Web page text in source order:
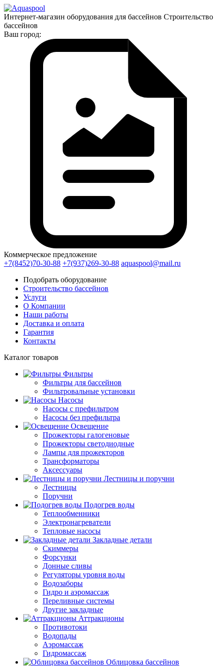
Интернет-магазин оборудования для бассейнов Строительство
бассейнов
Ваш город:
Коммерческое предложение
+7(8452)70-30-88 +7(937)269-30-88 aquaspool@mail.ru
Подобрать оборудование
Строительство бассейнов
Услуги
О Компании
Наши работы
Доставка и оплата
Гарантия
Контакты
Каталог товаров
Фильтры
Фильтры для бассейнов
Фильтровальные установки
Насосы
Насосы с префильтром
Насосы без префильтра
Освещение
Прожекторы галогеновые
Прожекторы светодиодные
Лампы для прожекторов
Трансформаторы
Аксессуары
Лестницы и поручни
Лестницы
Поручни
Подогрев воды
Теплообменники
Электронагреватели
Тепловые насосы
Закладные детали
Скиммеры
Форсунки
Донные сливы
Регуляторы уровня воды
Водозаборы
Гидро и аэромассаж
Переливные системы
Другие закладные
Аттракционы
Противотоки
Водопады
Аэромассаж
Гидромассаж
Облицовка бассейнов